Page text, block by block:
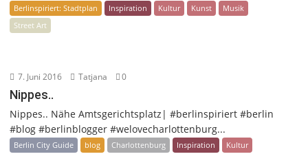
Berlinspiriert: Stadtplan Inspiration Kultur Kunst
Musik
Street Art
7. Juni 2016 Tatjana 0
Nippes..
Nippes.. Nähe Amtsgerichtsplatz| #berlinspiriert #berlin
#blog #berlinblogger #welovecharlottenburg...
Berlin City Guide blog Charlottenburg Inspiration Kultur